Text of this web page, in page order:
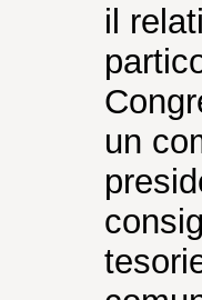
il
un